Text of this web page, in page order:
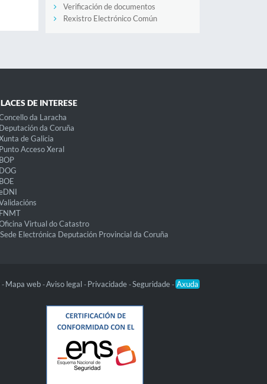
Verificación de documentos
Rexistro Electrónico Común
DE INTERESE
da Laracha
Deputación da Coruña
de Galicia
Punto Acceso Xeral
BOP
DOG
BOE
FNMT
Virtual do Catastro
Sede Electrónica Deputación Provincial da Coruña
- Mapa web -Aviso legal - Privacidade -Seguridade - Axuda